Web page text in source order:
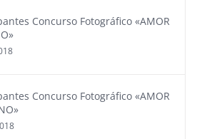
Concurso Fotográfico «AMOR
Concurso Fotográfico «AMOR